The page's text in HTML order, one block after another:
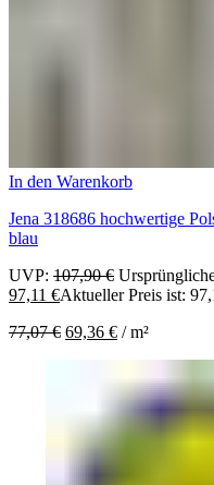
In den Warenkorb
Jena 318686 hochwertige
blau
UVP: 107,90€
97,11 €Aktueller Preis ist:
77,07€ 69,36 € /m²